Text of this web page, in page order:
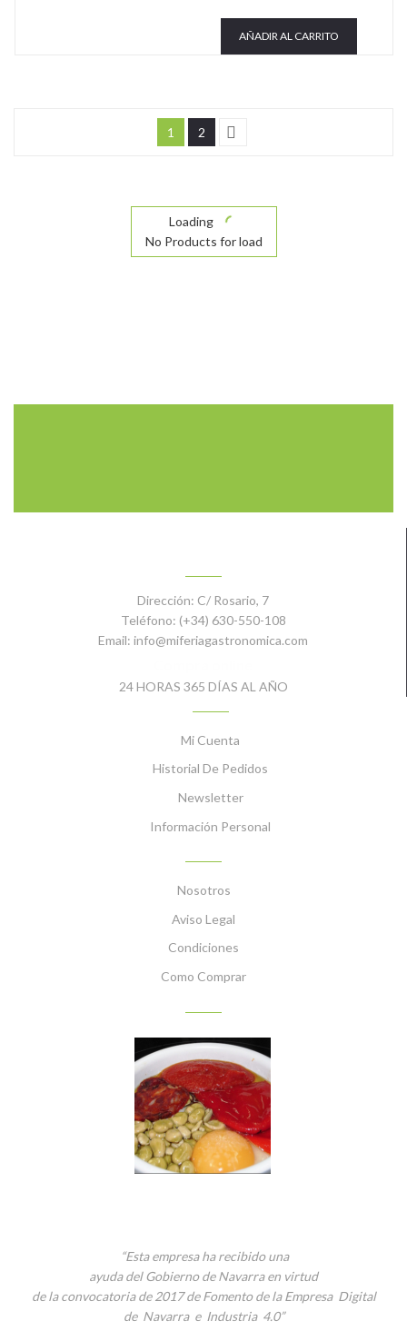
AÑADIR AL CARRITO
1 2
Loading
No Products for load
Dirección: C/ Rosario, 7
Teléfono: (+34) 630-550-108
Email: info@miferiagastronomica.com
24 HORAS 365 DÍAS AL AÑO
Mi Cuenta
Historial De Pedidos
Newsletter
Información Personal
Nosotros
Aviso Legal
Condiciones
Como Comprar
“Esta empresa ha recibido una
ayuda del Gobierno de Navarra en virtud
de la convocatoria de 2017 de Fomento de la Empresa Digital
de Navarra e Industria 4.0”